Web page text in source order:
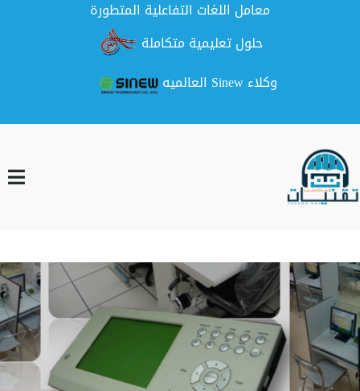
معامل اللغات التفاعلية المتطورة
حلول تعليمية متكاملة
وكلاء Sinew العالميه